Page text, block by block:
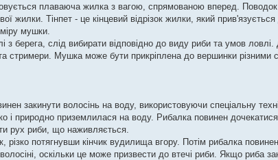
плаваюча жилка з вагою, спрямованою вперед.
жилки. Тінпет - це кінцевий відрізок жилки, який
мушки.
берега, слід вибирати відповідно до виду риби та умов ловлі.
стримери. Мушка може бути прикріплена до вершинки різними
закинути волосінь на воду, використовуючи спеціальну
природно приземлилася на воду. Рибалка повинен
рух риби, що наживляється.
потягнувши кінчик вудилища вгору. Потім рибалка
оскільки це може призвести до втечі риби. Якщо риба